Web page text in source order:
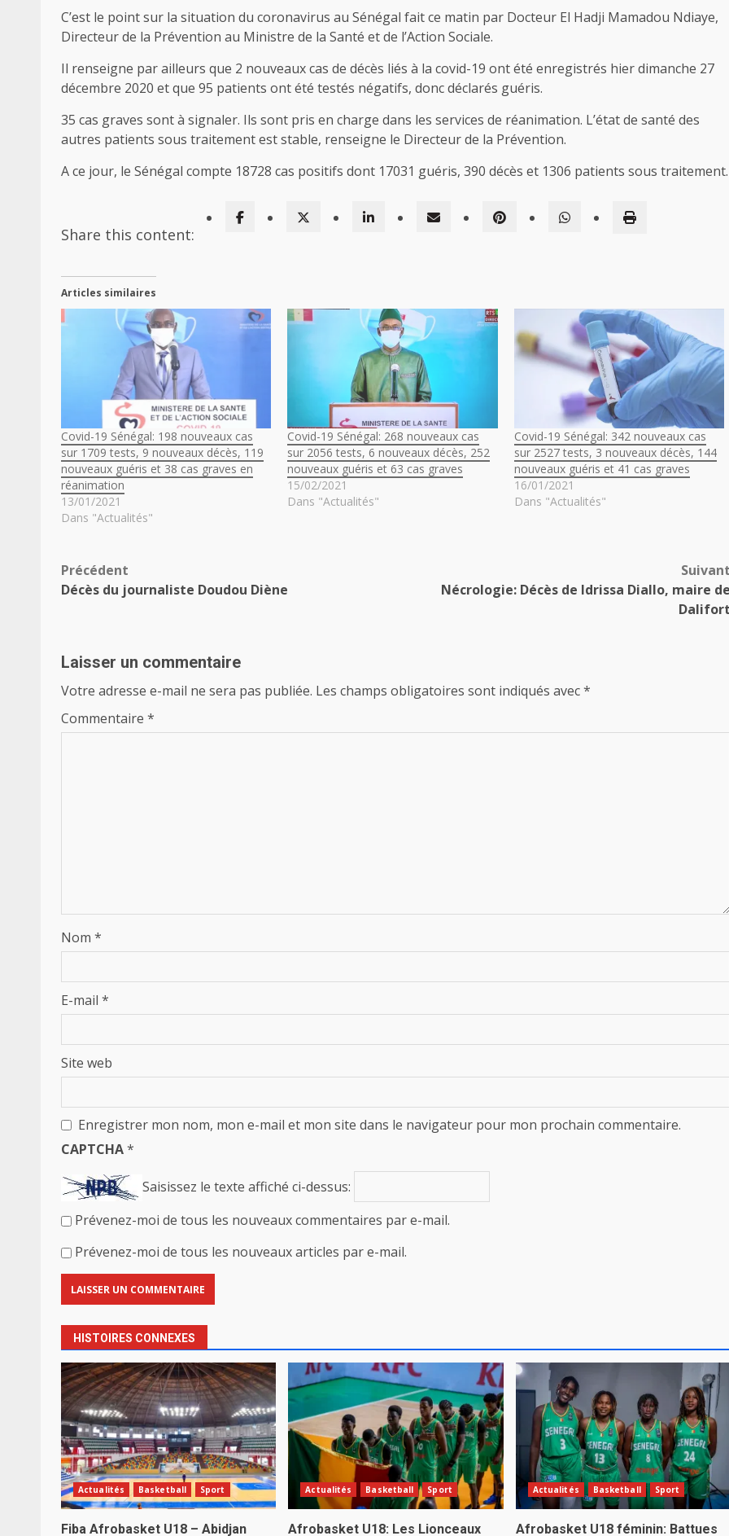
C’est le point sur la situation du coronavirus au Sénégal fait ce matin par Docteur El Hadji Mamadou Ndiaye,
Directeur de la Prévention au Ministre de la Santé et de l’Action Sociale.
Il renseigne par ailleurs que 2 nouveaux cas de décès liés à la covid-19 ont été enregistrés hier dimanche 27
décembre 2020 et que 95 patients ont été testés négatifs, donc déclarés guéris.
35 cas graves sont à signaler. Ils sont pris en charge dans les services de réanimation. L’état de santé des
autres patients sous traitement est stable, renseigne le Directeur de la Prévention.
A ce jour, le Sénégal compte 18728 cas positifs dont 17031 guéris, 390 décès et 1306 patients sous traitement.
Share this content:
Articles similaires
Covid-19 Sénégal: 198 nouveaux cas
sur 1709 tests, 9 nouveaux décès, 119
nouveaux guéris et 38 cas graves en
réanimation
13/01/2021
Dans "Actualités"
Covid-19 Sénégal: 268 nouveaux cas
sur 2056 tests, 6 nouveaux décès, 252
nouveaux guéris et 63 cas graves
15/02/2021
Dans "Actualités"
Covid-19 Sénégal: 342 nouveaux cas
sur 2527 tests, 3 nouveaux décès, 144
nouveaux guéris et 41 cas graves
16/01/2021
Dans "Actualités"
Navigation
d’article
Précédent
Décès du journaliste Doudou Diène
Suivant
Nécrologie: Décès de Idrissa Diallo, maire de
Dalifort
Laisser un commentaire
Votre adresse e-mail ne sera pas publiée. Les champs obligatoires sont indiqués avec*
Commentaire *
Nom *
E-mail *
Site web
Enregistrer mon nom, mon e-mail et mon site dans le navigateur pour mon prochain commentaire.
CAPTCHA*
Saisissez le texte affiché ci-dessus:
Prévenez-moi de tous les nouveaux commentaires par e-mail.
Prévenez-moi de tous les nouveaux articles par e-mail.
HISTOIRES CONNEXES
Actualités Basketball Sport
Fiba Afrobasket U18 – Abidjan
Actualités Basketball Sport
Afrobasket U18: Les Lionceaux
Actualités Basketball Sport
Afrobasket U18 féminin: Battues